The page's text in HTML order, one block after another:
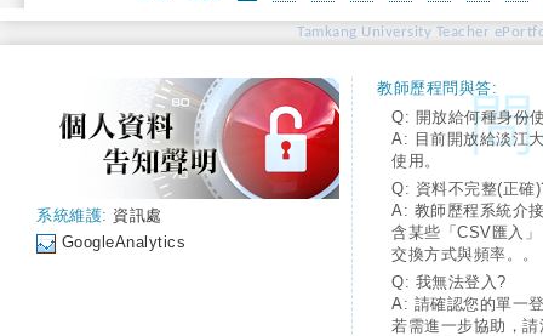
Tamkang University Teacher
系統維護: 資訊處
GoogleAnalytics
教師歷程問與答:
Q: 開放給何種身份
A: 目前開放給淡江
使用。
Q: 資料不完整(正確
A: 教師歷程系統介
含某些「CSV匯入
交換方式與頻率。。
Q: 我無法登入?
A: 請確認您的單一
若需進一步協助，